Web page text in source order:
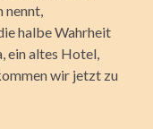
halbe Wahrheit
ein altes Hotel,
wir jetzt zu